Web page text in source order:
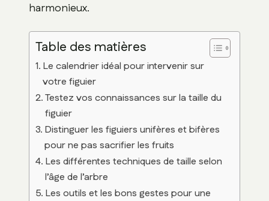
harmonieux.
Table des matières
Le calendrier idéal pour intervenir sur
votre figuier
Testez vos connaissances sur la taille du
figuier
Distinguer les figuiers unifères et bifères
pour ne pas sacrifier les fruits
Les différentes techniques de taille selon
l’âge de l’arbre
Les outils et les bons gestes pour une